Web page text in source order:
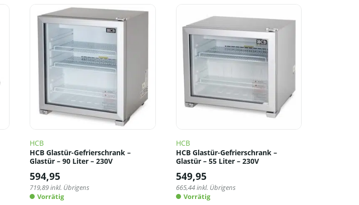
HCB
HCB Glastür-Gefrierschrank –
Glastür – 90 Liter – 230V
594,95
719,89inkl. Übrigens
Vorrätig
HCB
HCB Glastür-Gefrierschrank –
Glastür – 55 Liter – 230V
549,95
665,44inkl. Übrigens
Vorrätig